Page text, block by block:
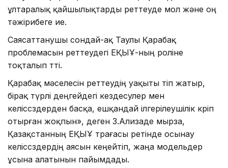
ұлтаралық қайшылықтарды реттеуде мол және оң
тәжірибеге ие.
Саясаттанушы сондай-ақ Таулы Қарабақ
проблемасын реттеудегі ЕҚЫҰ-ның роліне
тоқталып өтті.
Қарабақ мәселесін реттеудің уақыты өтіп жатыр,
бірақ түрлі деңгейдегі кездесулер мен
келіссөздерден басқа, ешқандай ілгерілеушілік көріп
отырған жоқпын», деген З.Ализаде мырза,
Қазақстанның ЕҚЫҰ төрағасы ретінде осынау
келіссөздердің аясын кеңейтіп, жаңа модельдер
ұсына алатынын пайымдады.